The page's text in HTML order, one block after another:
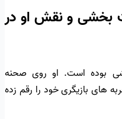
بخشی و نقش او در
بوده است. او روی صحنه
های بازیگری خود را رقم زده